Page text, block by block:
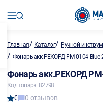
Главная/ Каталог/ Ручной
/ Фонарь акк.РЕКОРД РМ-0104 Blue
Фонарь акк.РЕКОРД РМ-
Код товара: 82798
0 0 отзывов